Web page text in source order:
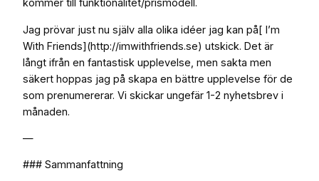
kommer till funktionalitet/prismodell.
Jag prövar just nu själv alla olika idéer jag kan på[ I’m
With Friends](http://imwithfriends.se) utskick. Det är
långt ifrån en fantastisk upplevelse, men sakta men
säkert hoppas jag på skapa en bättre upplevelse för de
som prenumererar. Vi skickar ungefär 1-2 nyhetsbrev i
månaden.
—
### Sammanfattning